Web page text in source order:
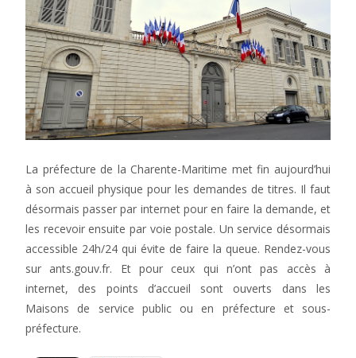
La préfecture de la Charente-Maritime met fin aujourd’hui
à son accueil physique pour les demandes de titres. Il faut
désormais passer par internet pour en faire la demande, et
les recevoir ensuite par voie postale. Un service désormais
accessible 24h/24 qui évite de faire la queue. Rendez-vous
sur ants.gouv.fr. Et pour ceux qui n’ont pas accès à
internet, des points d’accueil sont ouverts dans les
Maisons de service public ou en préfecture et sous-
préfecture.